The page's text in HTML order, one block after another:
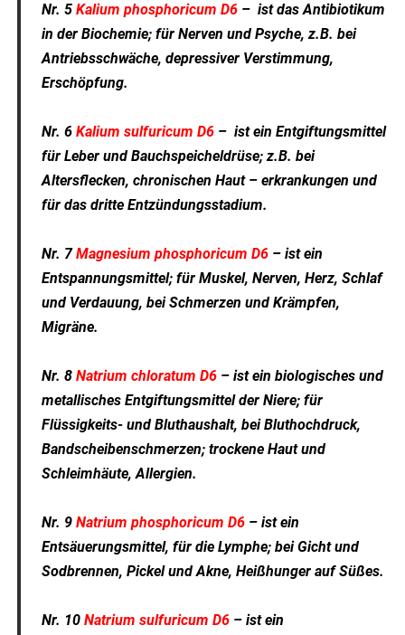
Nr. 5Kalium phosphoricum D6– ist das Antibiotikum
in der Biochemie; für Nerven und Psyche, z.B. bei
Antriebsschwäche, depressiver Verstimmung,
Erschöpfung.
Nr. 6Kalium sulfuricum D6 – ist ein Entgiftungsmittel
für Leber und Bauchspeicheldrüse; z.B. bei
Altersflecken, chronischen Haut – erkrankungen und
für das dritte Entzündungsstadium.
Nr. 7Magnesium phosphoricum D6 – ist ein
Entspannungsmittel; für Muskel, Nerven, Herz, Schlaf
und Verdauung, bei Schmerzen und Krämpfen,
Migräne.
Nr. 8Natrium chloratum D6 – ist ein biologisches und
metallisches Entgiftungsmittel der Niere; für
Flüssigkeits- und Bluthaushalt, bei Bluthochdruck,
Bandscheibenschmerzen; trockene Haut und
Schleimhäute, Allergien.
Nr. 9Natrium phosphoricum D6– ist ein
Entsäuerungsmittel, für die Lymphe; bei Gicht und
Sodbrennen, Pickel und Akne, Heißhunger auf Süßes.
Nr. 10Natrium sulfuricum D6– ist ein